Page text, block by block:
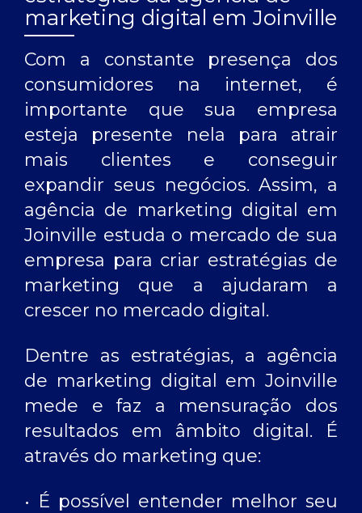
marketing digital em Joinville
Com a constante presença dos
consumidores na internet, é
importante que sua empresa
esteja presente nela para atrair
mais clientes e conseguir
expandir seus negócios. Assim, a
agência de marketing digital em
Joinville estuda o mercado de sua
empresa para criar estratégias de
marketing que a ajudaram a
crescer no mercado digital.
Dentre as estratégias, a agência
de marketing digital em Joinville
mede e faz a mensuração dos
resultados em âmbito digital. É
através do marketing que:
• É possível entender melhor seu